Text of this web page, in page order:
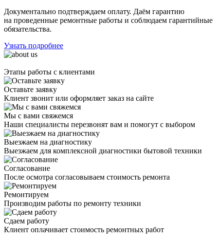
Документально подтверждаем оплату. Даём гарантию
на проведенные ремонтные работы и соблюдаем гарантийные
обязательства.
Узнать подробнее
Этапы работы с клиентами
Оставьте заявку
Клиент звонит или оформляет заказ на сайте
Мы с вами свяжемся
Наши специалисты перезвонят вам и помогут с выбором
Выезжаем на диагностику
Выезжаем для комплексной диагностики бытовой техники
Согласование
После осмотра согласовываем стоимость ремонта
Ремонтируем
Производим работы по ремонту техники
Сдаем работу
Клиент оплачивает стоимость ремонтных работ